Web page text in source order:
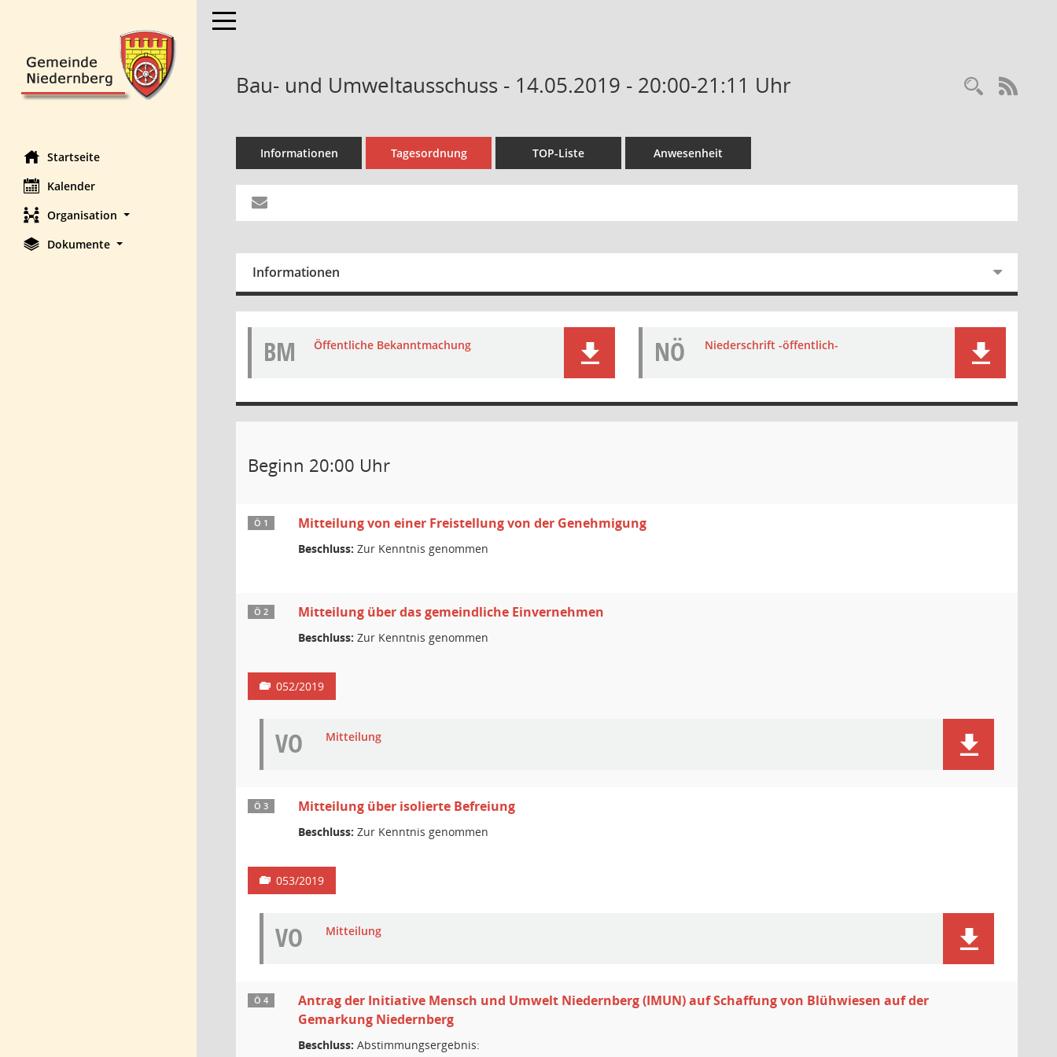
Startseite
Kalender
Organisation
Dokumente
Toggle navigation
Bau- und Umweltausschuss - 14.05.2019 - 20:00-21:11 Uhr
Informationen Tagesordnung TOP-Liste Anwesenheit
Informationen
BM Öffentliche Bekanntmachung NÖ Niederschrift -öffentlich-
Beginn 20:00 Uhr
Ö 1 Mitteilung von einer Freistellung von der Genehmigung
Beschluss: Zur Kenntnis genommen
Ö 2 Mitteilung über das gemeindliche Einvernehmen
Beschluss: Zur Kenntnis genommen
052/2019
VO Mitteilung
Ö 3 Mitteilung über isolierte Befreiung
Beschluss: Zur Kenntnis genommen
053/2019
VO Mitteilung
Ö 4
Antrag der Initiative Mensch und Umwelt Niedernberg (IMUN) auf Schaffung von Blühwiesen auf der
Gemarkung Niedernberg
Beschluss: Abstimmungsergebnis: